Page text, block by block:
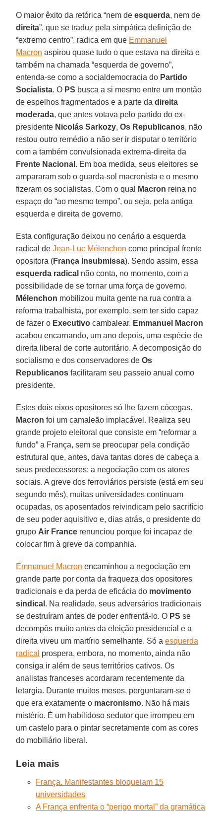
O maior êxito da retórica “nem deesquerda, nem de
direita”, que se traduz pela simpática definição de
“extremo centro”, radica em que Emmanuel
Macron aspirou quase tudo o que estava na direita e
também na chamada “esquerda de governo”,
entenda-se como a socialdemocracia do Partido
Socialista. O PS busca a si mesmo entre um montão
de espelhos fragmentados e a parte dadireita
moderada, que antes votava pelo partido do ex-
presidente Nicolás Sarkozy,Os Republicanos, não
restou outro remédio a não ser ir disputar o território
com a também convulsionada extrema-direita da
Frente Nacional . Em boa medida, seus eleitores se
ampararam sob o guarda-sol macronista e o mesmo
fizeram os socialistas. Com o qual
Macron reina no
espaço do “ao mesmo tempo”, ou seja, pela antiga
esquerda e direita de governo.
Esta configuração deixou no cenário a esquerda
radical deJean-Luc Mélenchon como principal frente
opositora (França Insubmissa). Sendo assim, essa
esquerda radical não conta, no momento, com a
possibilidade de se tornar uma força de governo.
Mélenchon mobilizou muita gente na rua contra a
reforma trabalhista, por exemplo, sem ter sido capaz
de fazer o Executivo cambalear. Emmanuel Macron
acabou encarnando, um ano depois, uma espécie de
direita liberal de corte autoritário. A decomposição do
socialismo e dos conservadores deOs
Republicanos facilitaram seu passeio anual como
presidente.
Estes dois eixos opositores só lhe fazem cócegas.
Macron foi um camaleão implacável. Realiza seu
grande projeto eleitoral que consiste em “reformar a
fundo” a França, sem se preocupar pela condição
estrutural que, antes, dava tantas dores de cabeça a
seus predecessores: a negociação com os atores
sociais. A greve dos ferroviários persiste (está em seu
segundo mês), muitas universidades continuam
ocupadas, os aposentados reivindicam pelo sacrifício
de seu poder aquisitivo e, dias atrás, o presidente do
grupo Air France renunciou porque foi incapaz de
colocar fim à greve da companhia.
Emmanuel Macron encaminhou a negociação em
grande parte por conta da fraqueza dos opositores
tradicionais e da perda de eficácia do movimento
sindical . Na realidade, seus adversários tradicionais
se destruíram antes de poder enfrentá-lo. O PS se
decompôs muito antes da eleição presidencial e a
direita viveu um martírio semelhante. Só aesquerda
radical prospera, embora, no momento, ainda não
consiga ir além de seus territórios cativos. Os
analistas franceses acordaram recentemente da
letargia. Durante muitos meses, perguntaram-se o
que era exatamente o macronismo. Não há mais
mistério. É um habilidoso sedutor que irrompeu em
um castelo para o pintar secretamente com as cores
do mobiliário liberal.
Leia mais
França. Manifestantes bloqueiam 15
universidades
A França enfrenta o “perigo mortal” da gramática